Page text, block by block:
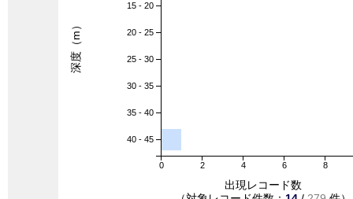
0 2 4 6 8
15 - 20
20 - 25
25 - 30
30 - 35
35 - 40
40 - 45
出現レコード数
深度（m）